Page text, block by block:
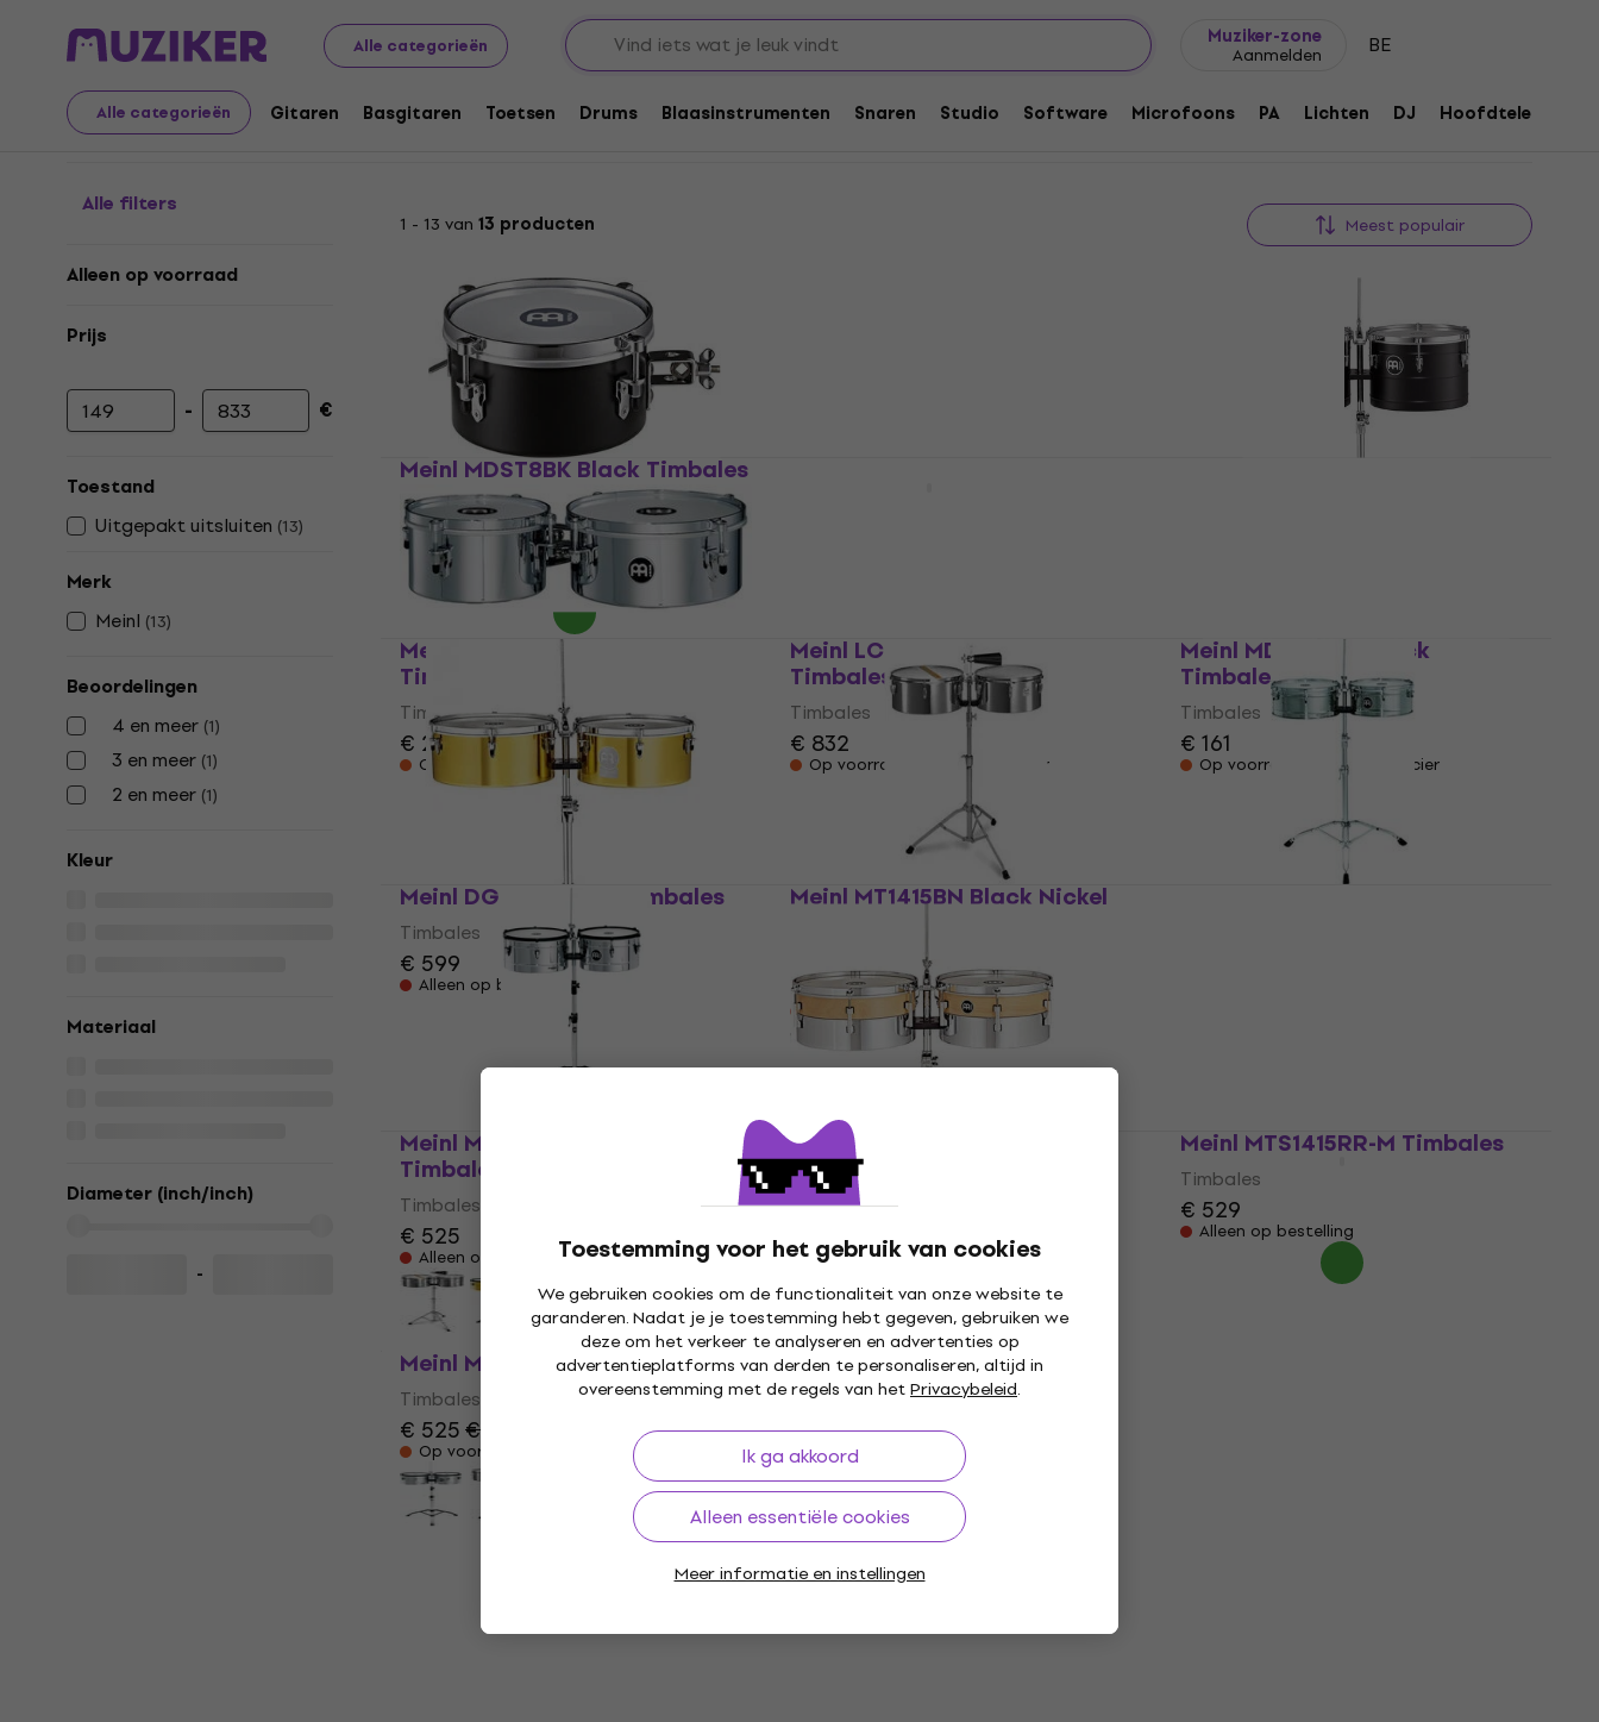
Alle categorieën
Muziker-zone
Aanmelden BE
Alle categorieën Gitaren Basgitaren Toetsen Drums Blaasinstrumenten Snaren Studio Software Microfoons PA Lichten DJ Hoofdtelefoons
Toestemming voor het gebruik van cookies
We gebruiken cookies om de functionaliteit van onze website te
garanderen. Nadat je je toestemming hebt gegeven, gebruiken we
deze om het verkeer te analyseren en advertenties op
advertentieplatforms van derden te personaliseren, altijd in
overeenstemming met de regels van hetPrivacybeleid.
Ik ga akkoord
Alleen essentiële cookies
Meer informatie en instellingen
Muziekinstrumenten Drums Percussie Timbales
Timbales
Alle filters
Alleen op voorraad
Prijs
Minimumprijs
- Maximumprijs
€
Toestand
Uitgepakt uitsluiten (13)
Merk
Meinl (13)
Beoordelingen
4 en meer (1)
3 en meer (1)
2 en meer (1)
Kleur
Materiaal
Diameter (inch/inch)
-
1 - 13 van 13 producten Meest populair
Meinl MDST8BK Black Timbales
Timbales
4,5 /5
€ 150
Op voorraad bij de leverancier
Meinl MTT1415BK Marathon
Meinl MIT810CH Chroom
Timbales
Timbales
€ 231
Op voorraad bij de leverancier
Meinl LC1BRASS Brass
Timbales
Timbales
€ 832
Op voorraad bij de leverancier
Meinl MDST10BK Black
Timbales
Timbales
€ 161
Op voorraad bij de leverancier
Meinl DG1415 Artist Timbales
Timbales
€ 599
Alleen op bestelling
Meinl MT1415BN Black Nickel
€ 542
Alleen op bestelling
Meinl LC1STS Artist Timbales
Meinl MT1415CH Chroom
Timbales
Timbales
€ 525
Alleen op bestelling
Meinl HYT1314 Timbales
Timbales
€ 529
Meinl MTS1415RR-M Timbales
Timbales
€ 529
Alleen op bestelling
Meinl MT1415B Brass Timbales
Timbales
€ 525€ 536
Op voorraad bij de leverancier